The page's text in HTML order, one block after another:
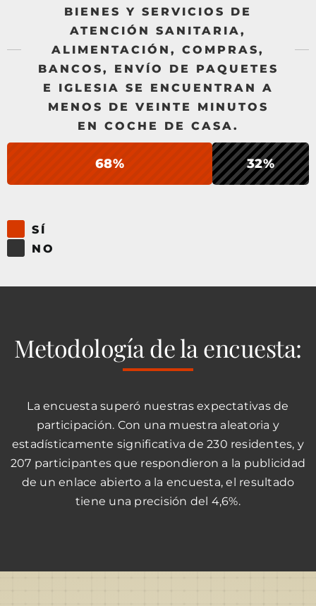
BIENES Y SERVICIOS DE
ATENCIÓN SANITARIA,
ALIMENTACIÓN, COMPRAS,
BANCOS, ENVÍO DE PAQUETES
E IGLESIA SE ENCUENTRAN A
MENOS DE VEINTE MINUTOS
EN COCHE DE CASA.
68% 32%
SÍ
NO
Metodología de la encuesta:
La encuesta superó nuestras expectativas de
participación. Con una muestra aleatoria y
estadísticamente significativa de 230 residentes, y
207 participantes que respondieron a la publicidad
de un enlace abierto a la encuesta, el resultado
tiene una precisión del 4,6%.